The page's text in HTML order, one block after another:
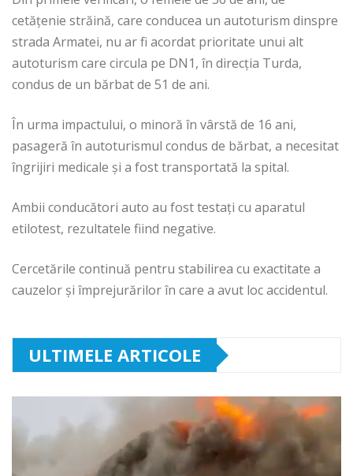
cetățenie străină, care conducea un autoturism dinspre
strada Armatei, nu ar fi acordat prioritate unui alt
autoturism care circula pe DN1, în direcția Turda,
condus de un bărbat de 51 de ani.
În urma impactului, o minoră în vârstă de 16 ani,
pasageră în autoturismul condus de bărbat, a necesitat
îngrijiri medicale și a fost transportată la spital.
Ambii conducători auto au fost testați cu aparatul
etilotest, rezultatele fiind negative.
Cercetările continuă pentru stabilirea cu exactitate a
cauzelor și împrejurărilor în care a avut loc accidentul.
ULTIMELE ARTICOLE